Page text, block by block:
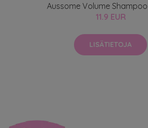
Aussome Volume
11.9 EUR
LISÄTIETOJA